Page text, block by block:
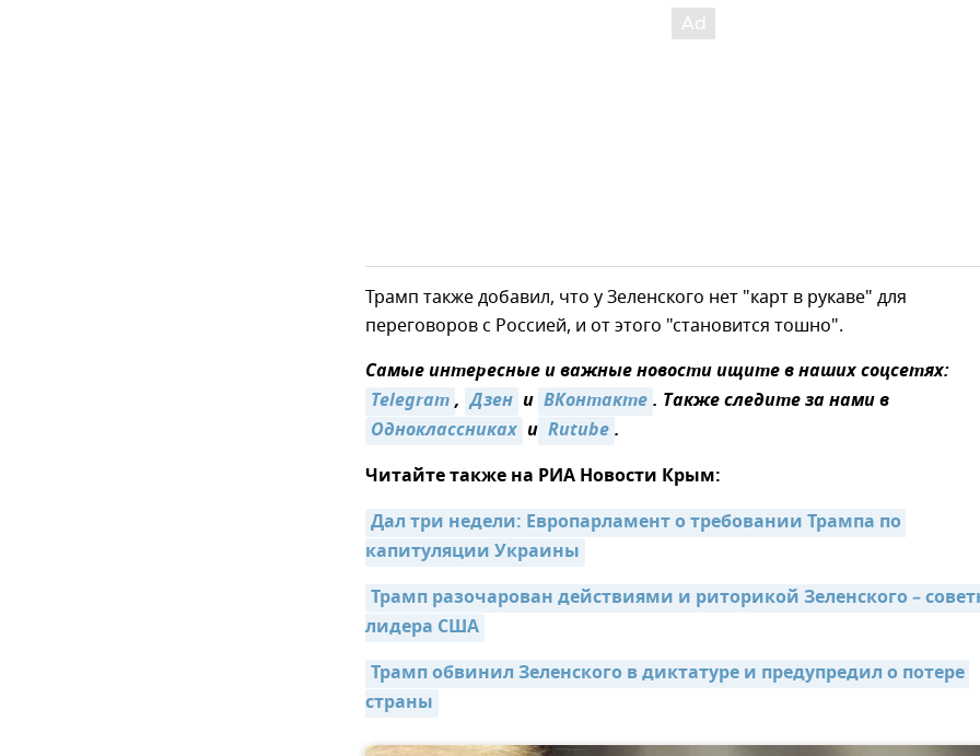
Трамп также добавил, что у Зеленского нет "карт в рукаве" для
переговоров с Россией, и от этого "становится тошно".
Самые интересные и важные новости ищите в наших соцсетях:
Telegram, Дзен и ВКонтакте. Также следите за нами в
Одноклассниках и Rutube.
Читайте также на РИА Новости Крым:
Дал три недели: Европарламент о требовании Трампа по
капитуляции Украины
Трамп разочарован действиями и риторикой Зеленского –
лидера США
Трамп обвинил Зеленского в диктатуре и предупредил о потере
страны